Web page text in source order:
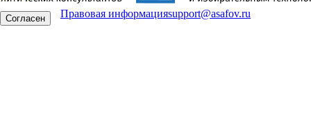
Согласен Правовая информацияsupport@asafov.ru